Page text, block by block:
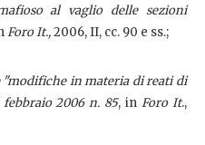
al vaglio delle sezioni
Foro It.,2006, II, cc. 90 e ss.;
"modifiche in materia di reati di
2006 n. 85, inForo It.,